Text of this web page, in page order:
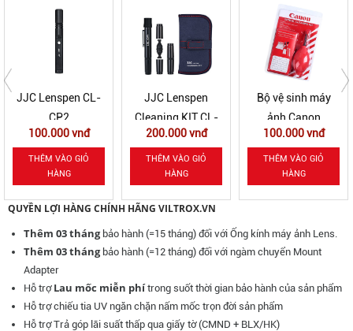
JJC Lenspen
Cleaning KIT CL-
P4II
200.000 vnđ
THÊM VÀO GIỎ
HÀNG
Bộ vệ sinh máy
ảnh Canon
100.000 vnđ
THÊM VÀO GIỎ
HÀNG
Zeiss Lens
Cleaning Wipe (10
pcs)
50.000 vnđ
THÊM VÀO GIỎ
HÀNG
QUYỀN LỢI HÀNG CHÍNH HÃNG VILTROX.VN
Thêm 03 thángbảo hành (=15 tháng) đối với Ống kính máy ảnh Lens.
Thêm 03 thángbảo hành (=12 tháng) đối với ngàm chuyển Mount
Adapter
Hỗ trợ Lau mốc miễn phítrong suốt thời gian bảo hành của sản phẩm
Hỗ trợ chiếu tia UV ngăn chặn nấm mốc trọn đời sản phẩm
Hỗ trợ Trả góp lãi suất thấp qua giấy tờ (CMND + BLX/HK)